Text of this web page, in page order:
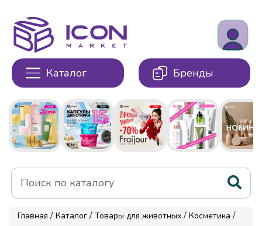
Каталог Бренды
Главная / Каталог / Товары для животных / Косметика /